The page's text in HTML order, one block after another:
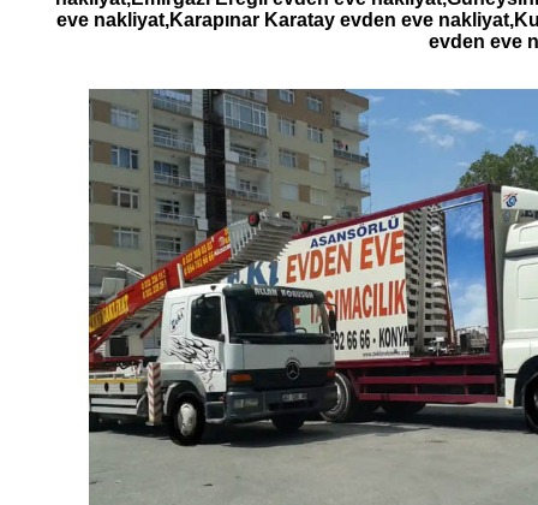
eve nakliyat,Karapınar Karatay evden eve
evden eve